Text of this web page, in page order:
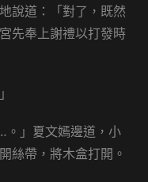
說道：「對了，既然
先奉上謝禮以打發時
。」夏文嫣邊道，小
絲帶，將木盒打開。